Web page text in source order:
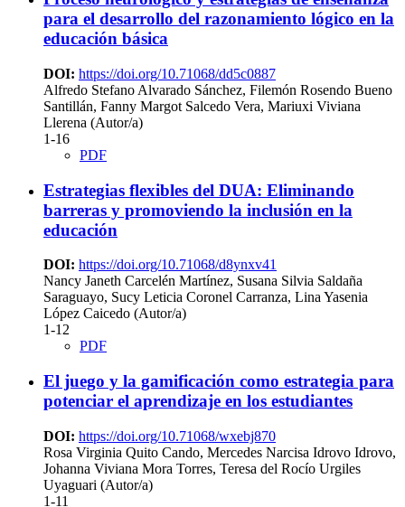
para el desarrollo del razonamiento lógico en la
educación básica
DOI: https://doi.org/10.71068/dd5c0887
Alfredo Stefano Alvarado Sánchez, Filemón Rosendo Bueno
Santillán, Fanny Margot Salcedo Vera, Mariuxi Viviana
Llerena (Autor/a)
1-16
PDF
Estrategias flexibles del DUA: Eliminando
barreras y promoviendo la inclusión en la
educación
DOI: https://doi.org/10.71068/d8ynxv41
Nancy Janeth Carcelén Martínez, Susana Silvia Saldaña
Saraguayo, Sucy Leticia Coronel Carranza, Lina Yasenia
López Caicedo (Autor/a)
1-12
PDF
El juego y la gamificación como estrategia para
potenciar el aprendizaje en los estudiantes
DOI: https://doi.org/10.71068/wxebj870
Rosa Virginia Quito Cando, Mercedes Narcisa Idrovo Idrovo,
Johanna Viviana Mora Torres, Teresa del Rocío Urgiles
Uyaguari (Autor/a)
1-11